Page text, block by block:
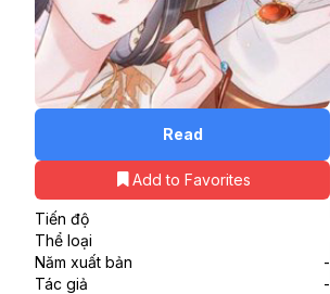
Read
Add to Favorites
Tiến độ
Thể loại
Năm xuất bản
-
Tác giả
-